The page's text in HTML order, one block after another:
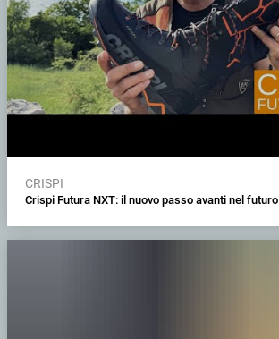
CRISPI
Crispi Futura NXT: il nuovo passo avanti nel futuro